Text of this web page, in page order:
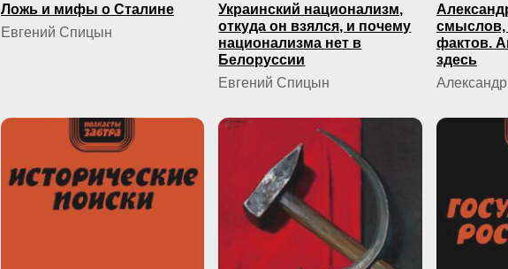
Ложь и мифы о Сталине
Евгений Спицын
Украинский национализм,
откуда он взялся, и почему
национализма нет в
Белоруссии
Евгений Спицын
смыслов,
фактов.
здесь